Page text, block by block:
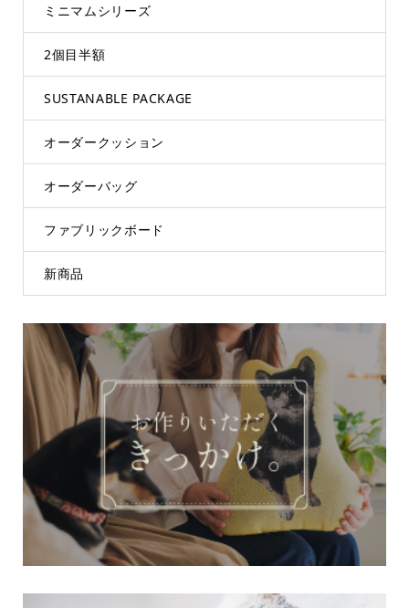
ミニマムシリーズ
2個目半額
SUSTANABLE PACKAGE
オーダークッション
オーダーバッグ
ファブリックボード
新商品